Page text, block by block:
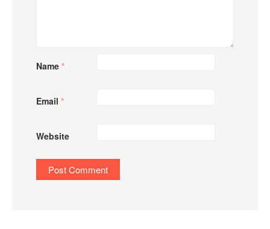
Name *
Email *
Website